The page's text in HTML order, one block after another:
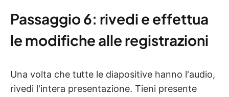
Passaggio 6: rivedi e effettua
le modifiche alle registrazioni
Una volta che tutte le diapositive hanno l'audio,
rivedi l'intera presentazione. Tieni presente